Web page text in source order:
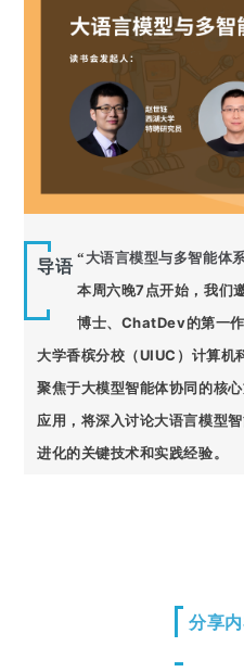
导语 “ 大语言模型与多智能体
本周六晚7点开始，我们
博士、ChatDev的第一
大学香槟分校（UIUC）计算机
聚焦于大模型智能体协同的核
应用，将深入讨论大语言模型
进化的关键技术和实践经验。
分享